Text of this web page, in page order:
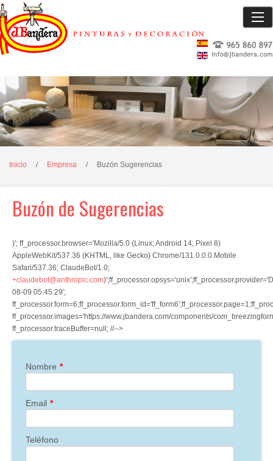
Inicio
Empresa
Quienes Somos
Que Hacemos
Instalaciones Benidorm
Instalaciones La Nucía
Galería Fotográfica
Contactar
Más Información
Buzón Sugerencias
Trabaja con Nosotros
Servicios
Dónde estamos
Inicio / Empresa / Buzón Sugerencias
Buzón de Sugerencias
)'; ff_processor.browser='Mozilla/5.0 (Linux; Android 14; Pixel 8)
AppleWebKit/537.36 (KHTML, like Gecko) Chrome/131.0.0.0 Mobile
Safari/537.36; ClaudeBot/1.0;
+claudebot@anthropic.com
08-09 05:45:29';
ff_processor.images='https://www.jbandera.com/components/
ff_processor.traceBuffer=null; //-->
Nombre *
Email *
Teléfono